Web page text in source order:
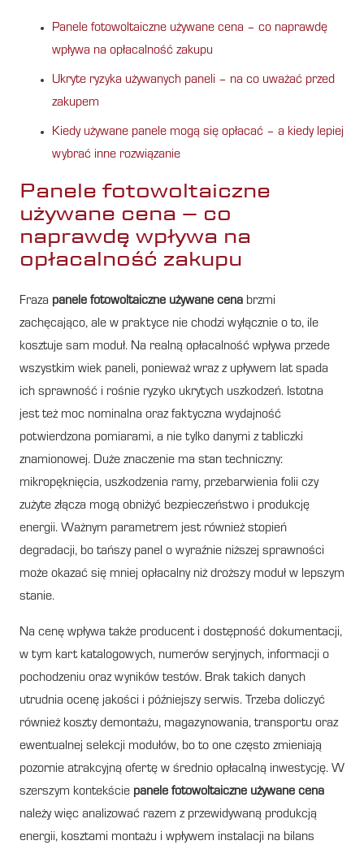
Panele fotowoltaiczne używane cena – co naprawdę
wpływa na opłacalność zakupu
Ukryte ryzyka używanych paneli – na co uważać przed
zakupem
Kiedy używane panele mogą się opłacać – a kiedy lepiej
wybrać inne rozwiązanie
Panele fotowoltaiczne
używane cena – co
naprawdę wpływa na
opłacalność zakupu
Fraza panele fotowoltaiczne używane cena brzmi
zachęcająco, ale w praktyce nie chodzi wyłącznie o to, ile
kosztuje sam moduł. Na realną opłacalność wpływa przede
wszystkim wiek paneli, ponieważ wraz z upływem lat spada
ich sprawność i rośnie ryzyko ukrytych uszkodzeń. Istotna
jest też moc nominalna oraz faktyczna wydajność
potwierdzona pomiarami, a nie tylko danymi z tabliczki
znamionowej. Duże znaczenie ma stan techniczny:
mikropęknięcia, uszkodzenia ramy, przebarwienia folii czy
zużyte złącza mogą obniżyć bezpieczeństwo i produkcję
energii. Ważnym parametrem jest również stopień
degradacji, bo tańszy panel o wyraźnie niższej sprawności
może okazać się mniej opłacalny niż droższy moduł w lepszym
stanie.
Na cenę wpływa także producent i dostępność dokumentacji,
w tym kart katalogowych, numerów seryjnych, informacji o
pochodzeniu oraz wyników testów. Brak takich danych
utrudnia ocenę jakości i późniejszy serwis. Trzeba doliczyć
również koszty demontażu, magazynowania, transportu oraz
ewentualnej selekcji modułów, bo to one często zmieniają
pozornie atrakcyjną ofertę w średnio opłacalną inwestycję. W
szerszym kontekście panele fotowoltaiczne używane cena
należy więc analizować razem z przewidywaną produkcją
energii, kosztami montażu i wpływem instalacji na bilans